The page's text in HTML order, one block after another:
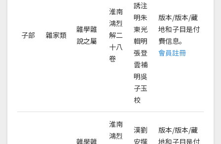
子部 雜家類
雜學雜
說之屬
淮南
鴻烈
解二
十八
卷
誘注
明朱
東光
輯明
張登
雲補
明吳
子玉
校
版本/版本/藏
地和子目是付
費信息。
會員註冊
雜學雜
淮南
鴻烈
漢劉
安撰
版本/版本/藏
地和子目是付